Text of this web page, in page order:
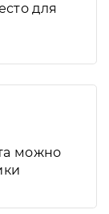
для
можно